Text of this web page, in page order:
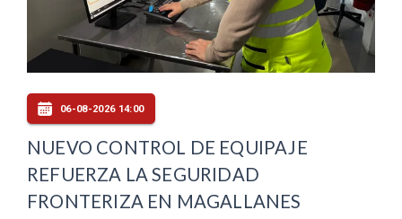
06-08-2026 14:00
NUEVO CONTROL DE EQUIPAJE
REFUERZA LA SEGURIDAD
FRONTERIZA EN MAGALLANES